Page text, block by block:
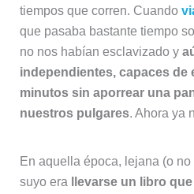
tiempos que corren. Cuando
que pasaba bastante tiempo
no nos habían esclavizado y
independientes, capaces de
minutos sin aporrear una
nuestros pulgares. Ahora ya
En aquella época, lejana (o
suyo era
llevarse un libro